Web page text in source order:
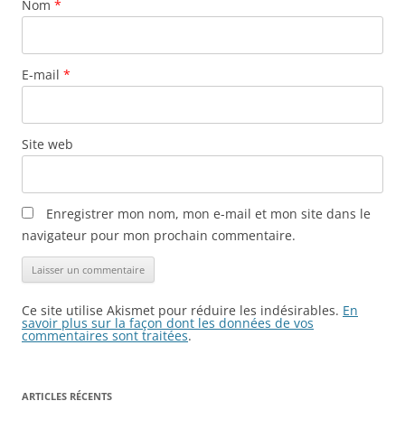
Nom *
E-mail *
Site web
Enregistrer mon nom, mon e-mail et mon site dans le
navigateur pour mon prochain commentaire.
Ce site utilise Akismet pour réduire les indésirables. En
savoir plus sur la façon dont les données de vos
commentaires sont traitées.
ARTICLES RÉCENTS